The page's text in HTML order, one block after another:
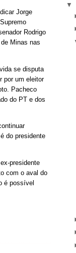
Jorge
Rodrigo
Minas nas
se disputa
por um eleitor
Pacheco
do PT e dos
do presidente
presidente
com o aval do
é possível
▼